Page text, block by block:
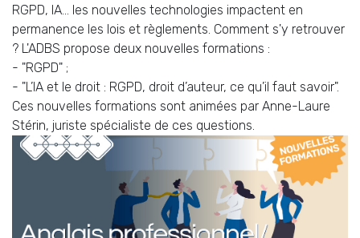
RGPD, IA... les nouvelles technologies impactent en
permanence les lois et règlements. Comment s'y retrouver
? L'ADBS propose deux nouvelles formations :
- "RGPD" ;
- "L’IA et le droit : RGPD, droit d’auteur, ce qu’il faut savoir".
Ces nouvelles formations sont animées par Anne-Laure
Stérin, juriste spécialiste de ces questions.